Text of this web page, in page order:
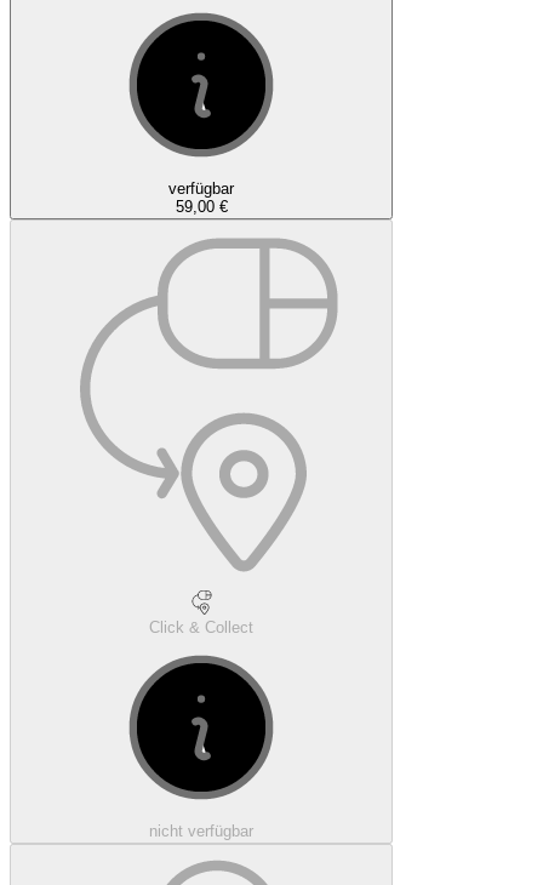
verfügbar
59,00 €
Click & Collect
nicht verfügbar